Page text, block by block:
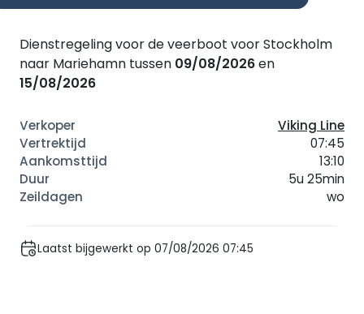
Dienstregeling voor de veerboot voor Stockholm
naar Mariehamn tussen 09/08/2026en
15/08/2026
Viking Line
07:45
13:10
5u 25min
wo
Laatst bijgewerkt op 07/08/2026 07:45